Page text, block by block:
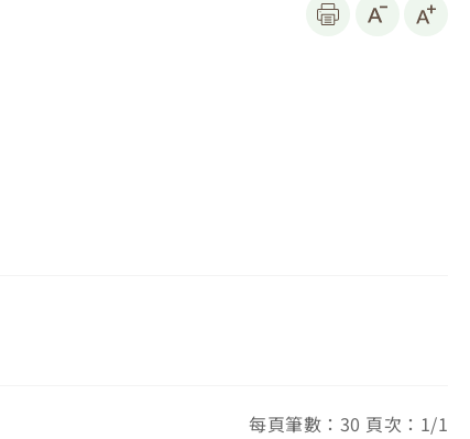
每頁筆數：30 頁次：1/1